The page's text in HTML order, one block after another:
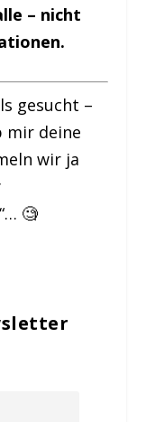
– nicht
gesucht –
mir deine
wir ja
🧐